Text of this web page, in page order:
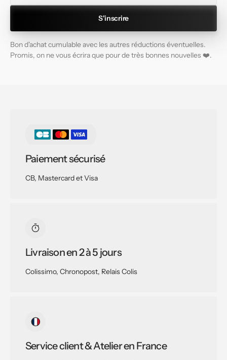
mail
S'inscrire
Bon d'achat cumulable avec les autres réductions éventuelles.
Promis, on ne vous écrira que pour de très bonnes nouvelles ❤️.
Paiement sécurisé
CB, Mastercard et Visa
Livraison en 2 à 5 jours
Colissimo, Chronopost, Relais Colis
Service client & Atelier en France